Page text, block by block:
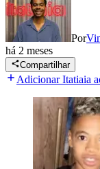
Por
há 2 meses
Compartilhar
Adicionar Itatiaia